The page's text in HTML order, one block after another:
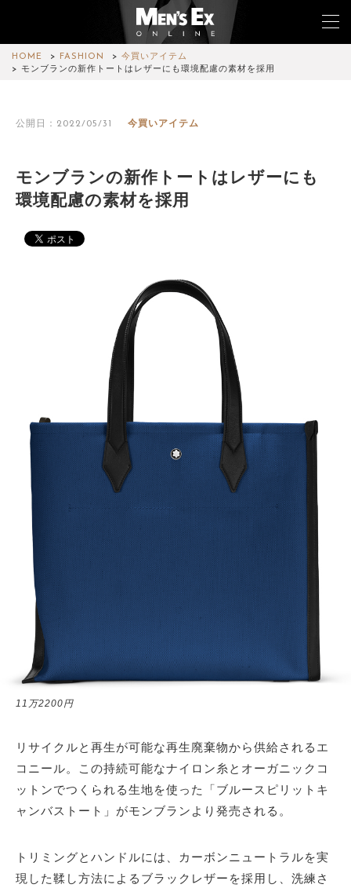
HOME FASHION
今買いアイテム
モンブランの新作トートはレザーにも環境配慮の素材を採用
公開日：2022/05/31 今買いアイテム
モンブランの新作トートはレザーにも
環境配慮の素材を採用
11万2200円
リサイクルと再生が可能な再生廃棄物から供給されるエ
コニール。この持続可能なナイロン糸とオーガニックコ
ットンでつくられる生地を使った「ブルースピリットキ
ャンバストート」がモンブランより発売される。
トリミングとハンドルには、カーボンニュートラルを実
現した鞣し方法によるブラックレザーを採用し、洗練さ
WATCH
CAR&BIKE
LIFESTYLE